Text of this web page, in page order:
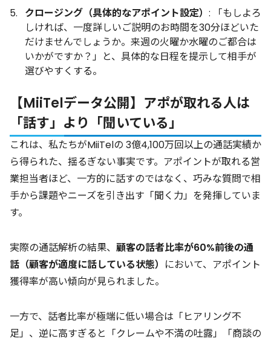
クロージング（具体的なアポイント設定） : 「もしよろ
しければ、一度詳しいご説明のお時間を30分ほどいた
だけませんでしょうか。来週の火曜か水曜のご都合は
いかがですか？」と、具体的な日程を提示して相手が
選びやすくする。
【MiiTelデータ公開】アポが取れる人は
「話す」より「聞いている」
これは、私たちがMiiTelの 3億4,100万回以上の通話実績か
ら得られた、揺るぎない事実です。アポイントが取れる営
業担当者ほど、一方的に話すのではなく、巧みな質問で相
手から課題やニーズを引き出す「聞く力」を発揮していま
す。
実際の通話解析の結果、 顧客の話者比率が60%前後の通
話（顧客が適度に話している状態） において、アポイント
獲得率が高い傾向が見られました。
一方で、話者比率が極端に低い場合は「ヒアリング不
足」、逆に高すぎると「クレームや不満の吐露」「商談の